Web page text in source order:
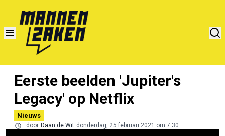
Eerste beelden 'Jupiter's
Legacy' op Netflix
Nieuws
door Daan de Wit donderdag, 25 februari 2021 om 7:30